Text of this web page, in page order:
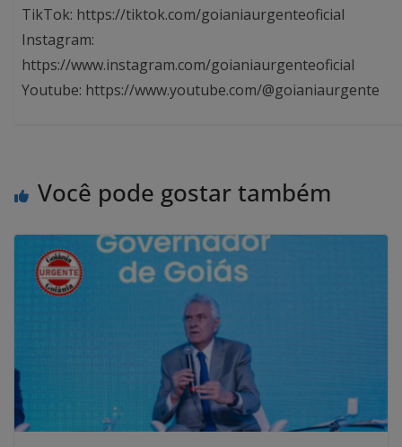
TikTok: https://tiktok.com/goianiaurgenteoficial
Instagram:
https://www.instagram.com/goianiaurgenteoficial
Youtube: https://www.youtube.com/@goianiaurgente
Você pode gostar também